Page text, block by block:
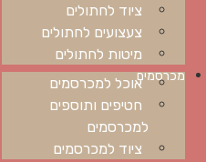
ציוד לחתולים
צעצועים לחתולים
מיטות לחתולים
מכרסמיםאוכל למכרסמים
חטיפים ותוספים
למכרסמים
ציוד למכרסמים